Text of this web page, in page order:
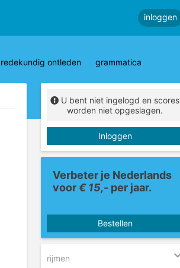
inloggen
redekundig ontleden grammatica
U bent niet ingelogd en scores
worden niet opgeslagen.
Inloggen
Verbeter je Nederlands
voor€ 15,- per jaar.
Bestellen
rijmen